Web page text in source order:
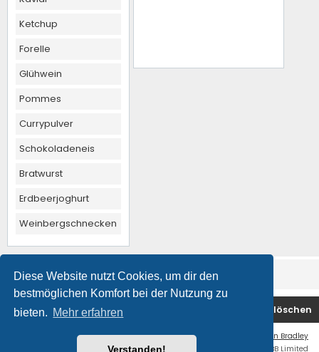
Diese Website nutzt Cookies, um dir den
bestmöglichen Komfort bei der Nutzung zu
bieten. Mehr erfahren
Verstanden!
Ketchup
Forelle
Glühwein
Pommes
Currypulver
Schokoladeneis
Bratwurst
Erdbeerjoghurt
Weinbergschnecken
Foren-Übersicht Alle Cookies löschen
Ian Bradley
Powered byphpBB ® Forum Software © phpBB Limited